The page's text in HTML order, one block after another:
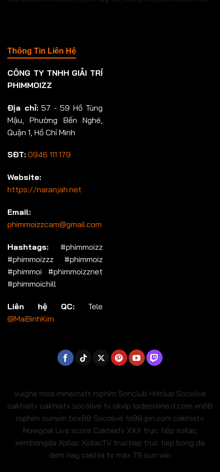
Thông Tin Liên Hệ
CÔNG TY TNHH GIẢI TRÍ
PHIMMOIZZ
Địa chỉ:57 - 59 Hồ Tùng
Mậu, Phường Bến Nghé,
Quận 1, Hồ Chí Minh
SĐT: 0946 111 179
Website:
https://naranjah.net
Email:
phimmoizzcam@gmail.com
Hashtags: #phimmoizz
#phimmoizzz #phimmoiz
#phimmoi #phimmoizznet
#phimmoichill
Liên hệ QC: Tele
@MaiBinhKim
vuighe mod minecraft rophim Sonclub Hitclub Socolive
cakhiatv cakhiatv socolive tv okvip lodeonline.it.com vn88
rophim sunwin bcx88 Socolive fo88.jpn.com cakhiatv
Nowgoal Live score Cakhiatv XXX trực tiếp xoilac
xembongda Xoilac XoilacTV tructiep truc tiep bong da
dem nay cakhia tv max 79 sun win